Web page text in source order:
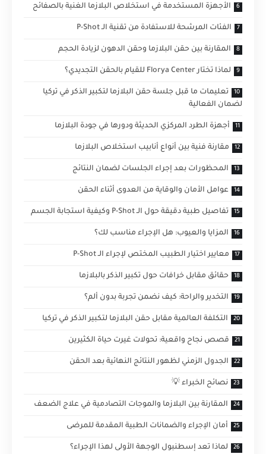
الأجهزة المستخدمة في استخلاص البلازما الغنية بالصفائح
الفئات المرشحة للاستفادة من تقنية الـ P-Shot
المقارنة بين حقن البلازما وحقن الدهون لزيادة الحجم
لماذا تختار Florya Center للقيام بالحقن التجديدي؟
تعليمات ما قبل جلسة حقن البلازما لتكبير الذكر في تركيا
لضمان الفعالية
أجهزة الطرد المركزي الحديثة ودورها في جودة البلازما
مقارنة فنية بين أنواع أنابيب استخلاص البلازما
المحظورات بعد إجراء الجلسات لضمان النتائج
عوامل الأمان والوقاية من العدوى أثناء الحقن
تفاصيل طبية دقيقة حول الـ P-Shot وكيفية استجابة الجسم
المزايا والعيوب: هل الإجراء مناسب لك؟
معايير اختيار الطبيب المختص لإجراء الـ P-Shot
حقائق مقابل خرافات حول تكبير الذكر بالبلازما
التخدير والراحة: كيف نضمن تجربة بدون ألم؟
التكلفة العالمية مقابل حقن البلازما لتكبير الذكر في تركيا
قصص نجاح واقعية: تحولات غيرت حياة الكثيرين
الجدول الزمني لظهور النتائج النهائية بعد الحقن
نصائح الخبراء 💡
المقارنة بين البلازما والموجات التصادمية في علاج الضعف
أمان الإجراء والضمانات الطبية المقدمة للمرضى
لماذا تعد إسطنبول الوجهة الأولى لهذا الإجراء؟